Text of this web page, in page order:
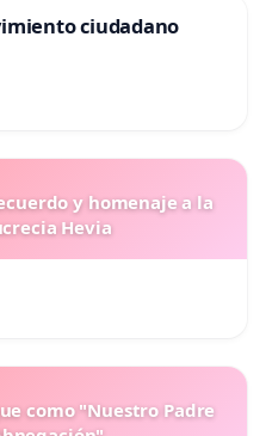
ciudadano
y homenaje a la
Hevia
como "Nuestro Padre